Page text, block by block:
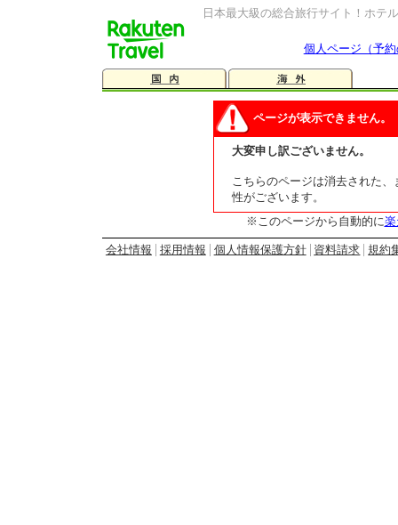
日本最大級の総合旅行サイト！ホテ
個人ページ（予
ページが表示できません。
大変申し訳ございません。
こちらのページは消去された
性がございます。
※このページから自動的に
会社情報 採用情報 個人情報保護方針 資料請求 規約